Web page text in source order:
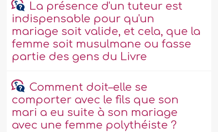
La présence d'un tuteur est
indispensable pour qu'un
mariage soit valide, et cela, que la
femme soit musulmane ou fasse
partie des gens du Livre
Comment doit–elle se
comporter avec le fils que son
mari a eu suite à son mariage
avec une femme polythéiste ?